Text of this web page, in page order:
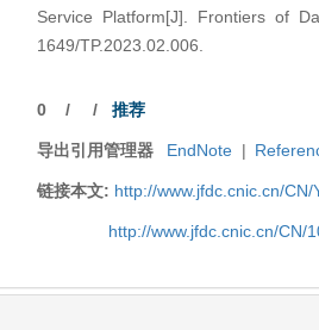
Service Platform[J]. Frontiers of
1649/TP.2023.02.006.
0 / /推荐
导出引用管理器 EndNote |
链接本文: http://www.jfdc.cnic.cn/
http://www.jfdc.cnic.cn/CN/